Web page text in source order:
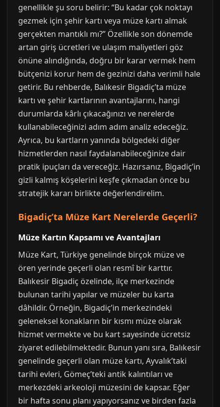
genellikle şu soru belirir: “Bu kadar çok noktayı
gezmek için şehir kartı veya müze kartı almak
gerçekten mantıklı mı?” Özellikle son dönemde
artan giriş ücretleri ve ulaşım maliyetleri göz
önüne alındığında, doğru bir karar vermek hem
bütçenizi korur hem de gezinizi daha verimli hale
getirir. Bu rehberde, Balıkesir Bigadiç’ta müze
kartı ve şehir kartlarının avantajlarını, hangi
durumlarda kârlı çıkacağınızı ve nerelerde
kullanabileceğinizi adım adım analiz edeceğiz.
Ayrıca, bu kartların yanında bölgedeki diğer
hizmetlerden nasıl faydalanabileceğinize dair
pratik ipuçları da vereceğiz. Hazırsanız, Bigadiç’in
gizli kalmış köşelerini keşfe çıkmadan önce bu
stratejik kararı birlikte değerlendirelim.
Bigadiç’ta Müze Kart Nerelerde Geçerli?
Müze Kartın Kapsamı ve Avantajları
Müze Kart, Türkiye genelinde birçok müze ve
ören yerinde geçerli olan resmî bir karttır.
Balıkesir Bigadiç özelinde, ilçe merkezinde
bulunan tarihi yapılar ve müzeler bu karta
dâhildir. Örneğin, Bigadiç’in merkezindeki
geleneksel konakların bir kısmı müze olarak
hizmet vermekte ve bu kart sayesinde ücretsiz
ziyaret edilebilmektedir. Bunun yanı sıra, Balıkesir
genelinde geçerli olan müze kartı, Ayvalık’taki
tarihi evleri, Gömeç’teki antik kalıntıları ve
merkezdeki arkeoloji müzesini de kapsar. Eğer
bir hafta sonu planı yapıyorsanız ve birden fazla